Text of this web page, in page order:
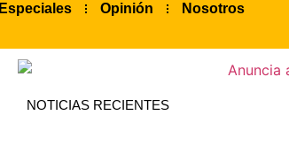
Especiales Opinión Nosotros
NOTICIAS RECIENTES